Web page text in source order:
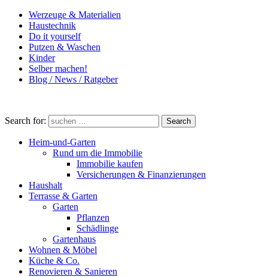
Werzeuge & Materialien
Haustechnik
Do it yourself
Putzen & Waschen
Kinder
Selber machen!
Blog / News / Ratgeber
Search for: Search
Heim-und-Garten
Rund um die Immobilie
Immobilie kaufen
Versicherungen & Finanzierungen
Haushalt
Terrasse & Garten
Garten
Pflanzen
Schädlinge
Gartenhaus
Wohnen & Möbel
Küche & Co.
Renovieren & Sanieren